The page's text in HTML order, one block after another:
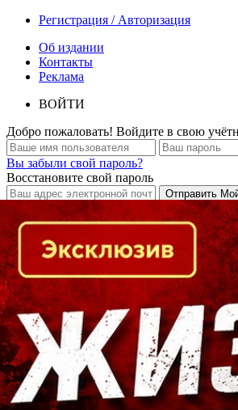
Регистрация / Авторизация
Об издании
Контакты
Реклама
ВОЙТИ
Добро пожаловать! Войдите в свою
Вы забыли свой пароль?
Восстановите свой пароль
Кто есть кто в Байкальском регионе